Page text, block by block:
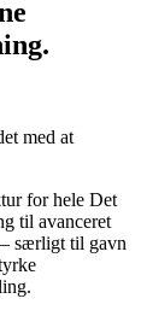
med at
for hele Det
til avanceret
særligt til gavn